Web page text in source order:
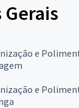
e
e